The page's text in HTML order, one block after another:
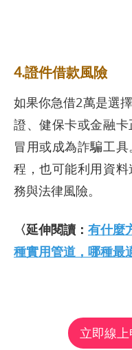
4.證件借款風險
如果你急借2萬是選
證、健保卡或金融
冒用或成為詐騙工
程，也可能利用資
務與法律風險。
〈延伸閱讀： 有什麼
種實用管道，哪種最
立即線上